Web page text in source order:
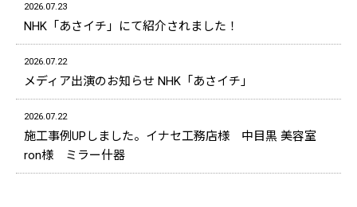
2026.07.23
NHK「あさイチ」にて紹介されました！
2026.07.22
メディア出演のお知らせ NHK「あさイチ」
2026.07.22
施工事例UPしました。イナセ工務店様 中目黒 美容室
ron様 ミラー什器